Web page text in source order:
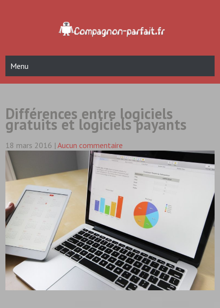
Compagnon Parfait
Menu
Différences entre logiciels
gratuits et logiciels payants
18 mars 2016 |Aucun commentaire